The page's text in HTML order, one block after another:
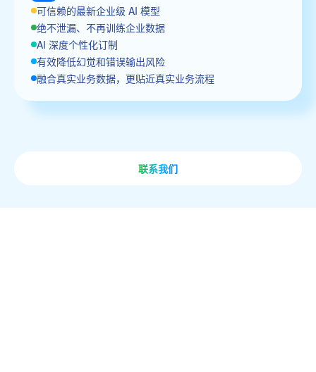
可信赖的最新企业级 AI 模型
绝不泄漏、不再训练企业数据
AI 深度个性化订制
有效降低幻觉和错误输出风险
融合真实业务数据，更贴近真实业务流程
联系我们